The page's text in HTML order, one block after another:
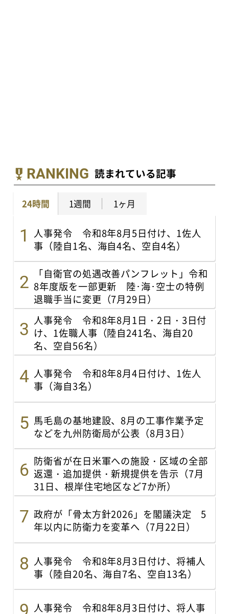
RANKING 読まれている記事
24時間 1週間 1ヶ月
人事発令 令和8年8月5日付け、1佐人
事（陸自1名、海自4名、空自4名）
「自衛官の処遇改善パンフレット」令和
8年度版を一部更新 陸･海･空士の特例
退職手当に変更（7月29日）
人事発令 令和8年8月1日・2日・3日付
け、1佐職人事（陸自241名、海自20
名、空自56名）
人事発令 令和8年8月4日付け、1佐人
事（海自3名）
馬毛島の基地建設、8月の工事作業予定
などを九州防衛局が公表（8月3日）
防衛省が在日米軍への施設・区域の全部
返還・追加提供・新規提供を告示（7月
31日、根岸住宅地区など7か所）
政府が「骨太方針2026」を閣議決定 5
年以内に防衛力を変革へ（7月22日）
人事発令 令和8年8月3日付け、将補人
事（陸自20名、海自7名、空自13名）
人事発令 令和8年8月3日付け、将人事